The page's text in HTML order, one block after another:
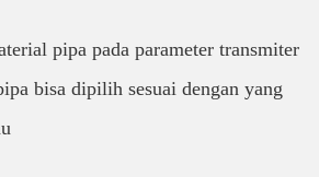
pipa pada parameter transmiter
bisa dipilih sesuai dengan yang